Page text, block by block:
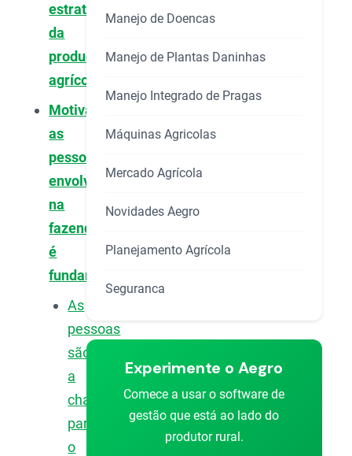
estratégico
da
produção
agrícola?
Motivar
as
pessoas
envolvidas
na
fazenda
é
fundamental
As
pessoas
são
a
chave
para
o
Manejo de Doencas
Manejo de Plantas Daninhas
Manejo Integrado de Pragas
Máquinas Agricolas
Mercado Agrícola
Novidades Aegro
Planejamento Agrícola
Seguranca
Experimente o Aegro
Comece a usar o software de
gestão que está ao lado do
produtor rural.